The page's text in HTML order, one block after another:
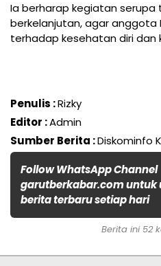
Ia berharap kegiatan serupa
berkelanjutan, agar anggota
terhadap kesehatan diri dan
Penulis :Rizky
Editor :Admin
Sumber Berita :Diskominfo
Follow WhatsApp Channel
garutberkabar.com untuk
berita terbaru setiap hari
Berita ini 52